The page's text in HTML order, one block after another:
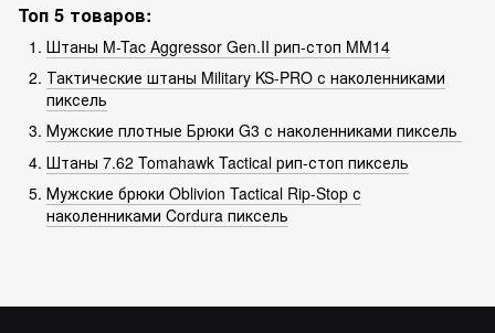
Топ 5 товаров:
Штаны M-Tac Aggressor Gen.II рип-стоп MM14
Тактические штаны Military KS-PRO с наколенниками
пиксель
Мужские плотные Брюки G3 с наколенниками пиксель
Штаны 7.62 Tomahawk Tactical рип-стоп пиксель
Мужские брюки Oblivion Tactical Rip-Stop с
наколенниками Cordura пиксель